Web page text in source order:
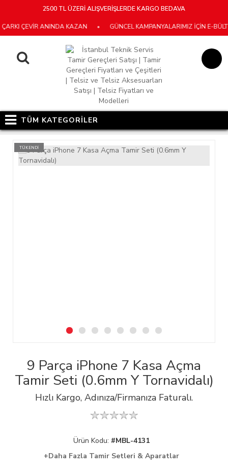
2500 TL ÜZERİ ALIŞVERİŞLERDE KARGO BEDAVA
ÇEVİR ANINDA KAZAN • GÜNCEL KAMPANYALARIMIZ İÇİN E-
TÜM KATEGORİLER
TÜKENDİ
9 Parça iPhone 7 Kasa Açma
Tamir Seti (0.6mm Y Tornavidalı)
Hızlı Kargo, Adınıza/Firmanıza Faturalı.
Ürün Kodu: #MBL-4131
+Daha Fazla Tamir Setleri & Aparatlar